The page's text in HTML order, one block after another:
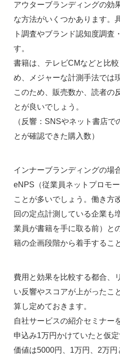
アウターブランディングの効
な方法がいくつかあります。
ト調査やブランド認知度調査
す。
書籍は、テレビCMなどと比
め、メジャーな計測手法では
このため、販売数か、読者の
とが良いでしょう。
（反響：SNSやネット書店で
とが確認できた購入数）
インナーブランディングの場
eNPS（従業員ネットプロモ
ことが多いでしょう。働き方
回の定点計測している企業も
業員が書籍を手に取る前）と
籍の企画段階から着手するこ
費用と効果を比較する都合、
い反響やスコアが上がったこ
算し定めておきます。
自社サービスの紹介セミナー
申込み1万円かけていたと仮
価値は5000円、1万円、2万円